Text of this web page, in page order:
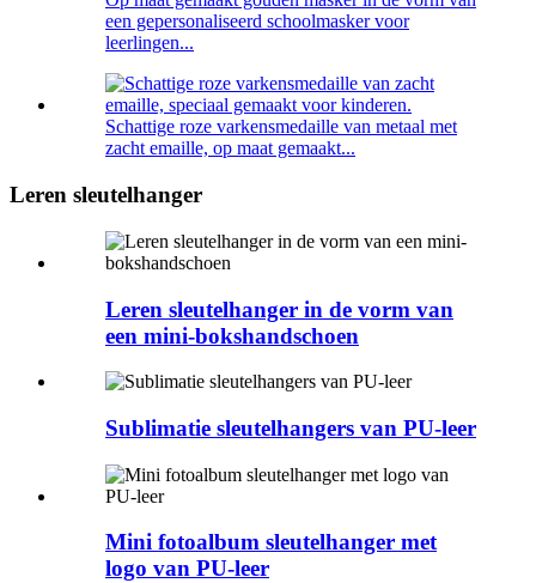
een gepersonaliseerd schoolmasker voor
leerlingen...
Schattige roze varkensmedaille van metaal met
zacht emaille, op maat gemaakt...
Leren sleutelhanger
Leren sleutelhanger in de vorm van
een mini-bokshandschoen
Sublimatie sleutelhangers van PU-leer
Mini fotoalbum sleutelhanger met
logo van PU-leer